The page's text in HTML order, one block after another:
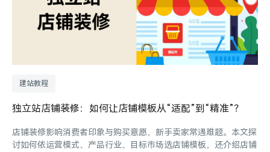
建站教程
独立站店铺装修：如何让店铺模板从“适配”到“精准”？
店铺装修影响消费者印象与购买意愿，新手卖家常遇难题。本文探
讨如何依运营模式、产品行业、目标市场选店铺模板，还介绍店铺